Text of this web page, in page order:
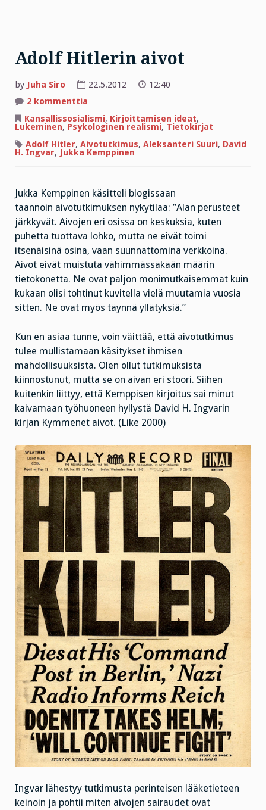
Adolf Hitlerin aivot
by Juha Siro 22.5.2012
12:40
2 kommenttia
Hitlerin
aivot
Kansallissosialismi, Kirjoittamisen ideat,
Lukeminen, Psykologinen realismi, Tietokirjat
Adolf Hitler, Aivotutkimus, Aleksanteri Suuri, David
H. Ingvar, Jukka Kemppinen
Jukka Kemppinen käsitteli blogissaan
taannoin aivotutkimuksen nykytilaa: ”Alan perusteet
järkkyvät. Aivojen eri osissa on keskuksia, kuten
puhetta tuottava lohko, mutta ne eivät toimi
itsenäisinä osina, vaan suunnattomina verkkoina.
Aivot eivät muistuta vähimmässäkään määrin
tietokonetta. Ne ovat paljon monimutkaisemmat kuin
kukaan olisi tohtinut kuvitella vielä muutamia vuosia
sitten. Ne ovat myös täynnä yllätyksiä.”
Kun en asiaa tunne, voin väittää, että aivotutkimus
tulee mullistamaan käsitykset ihmisen
mahdollisuuksista. Olen ollut tutkimuksista
kiinnostunut, mutta se on aivan eri stoori. Siihen
kuitenkin liittyy, että Kemppisen kirjoitus sai minut
kaivamaan työhuoneen hyllystä David H. Ingvarin
kirjan Kymmenet aivot. (Like 2000)
Ingvar lähestyy tutkimusta perinteisen lääketieteen
keinoin ja pohtii miten aivojen sairaudet ovat